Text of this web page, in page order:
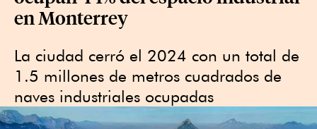
en Monterrey
La ciudad cerró el 2024 con un total de
1.5 millones de metros cuadrados de
naves industriales ocupadas